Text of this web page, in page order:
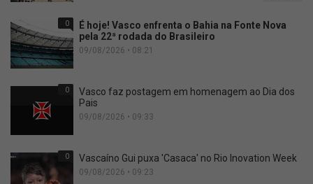
0
É hoje! Vasco enfrenta o Bahia na Fonte Nova
pela 22ª rodada do Brasileiro
09/08/2026 • 08:21
0
Vasco faz postagem em homenagem ao Dia dos
Pais
09/08/2026 • 09:33
0 Vascaíno Gui puxa 'Casaca' no Rio Inovation Week
09/08/2026 • 09:23